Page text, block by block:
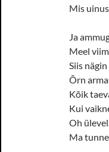
Mis
Ja
Meel
Siis
Õrn
Kõik
Kui
Oh
Ma